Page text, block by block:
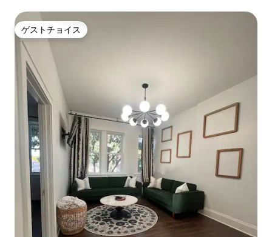
ゲストチョイス
ゲストチョイス